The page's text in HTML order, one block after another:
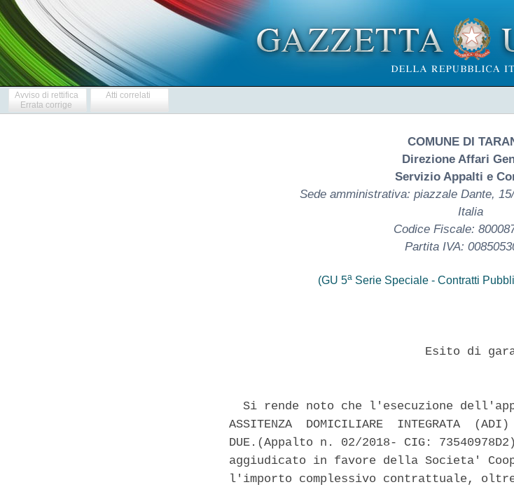
Avviso di rettifica
Errata corrige
Atti correlati
COMUNE DI
Direzione Affari
Servizio Appalti e
Sede amministrativa: piazzale Dante,
Italia
Codice Fiscale:
Partita IVA:
(GU 5a Serie Speciale - Contratti
Esito di
Si rende noto che l'esecuzione
ASSITENZA  DOMICILIARE  INTEGRATA
DUE.(Appalto n. 02/2018- CIG:
aggiudicato in favore della Societa'
l'importo complessivo contrattuale,